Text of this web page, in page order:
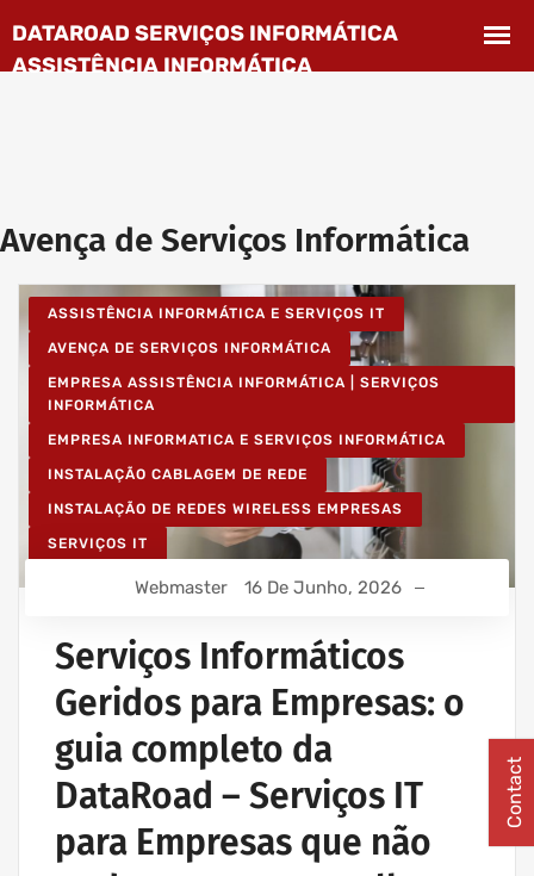
Avença de Serviços Informática
ASSISTÊNCIA INFORMÁTICA E SERVIÇOS IT
AVENÇA DE SERVIÇOS INFORMÁTICA
EMPRESA ASSISTÊNCIA INFORMÁTICA | SERVIÇOS
INFORMÁTICA
EMPRESA INFORMATICA E SERVIÇOS INFORMÁTICA
INSTALAÇÃO CABLAGEM DE REDE
INSTALAÇÃO DE REDES WIRELESS EMPRESAS
SERVIÇOS IT
Webmaster 16 De Junho, 2026
Serviços Informáticos
Geridos para Empresas: o
guia completo da
DataRoad – Serviços IT
para Empresas que não
Contact